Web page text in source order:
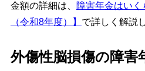
金額の詳細は、 障害年金はい
（令和8年度）】 で詳しく解説
外傷性脳損傷の障害